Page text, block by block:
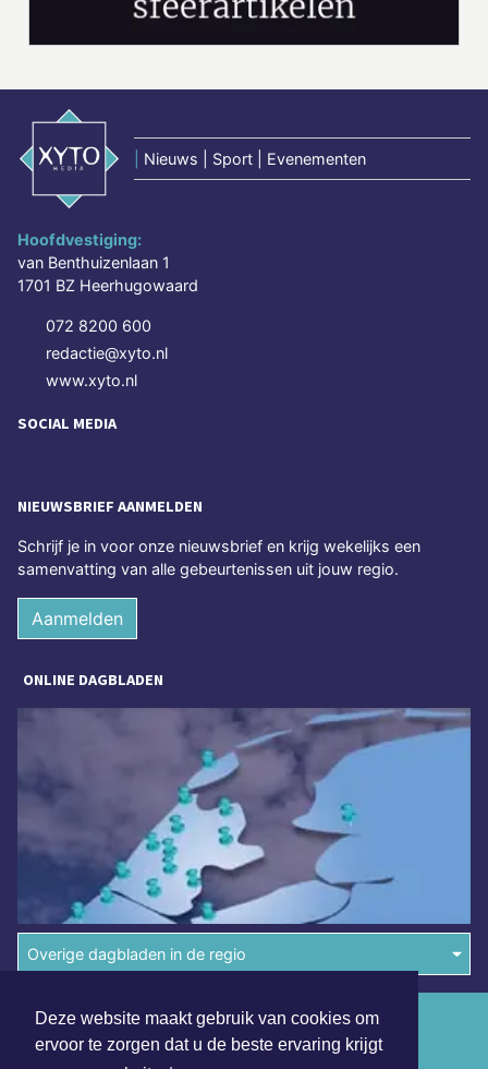
Deze website maakt gebruik van cookies om
ervoor te zorgen dat u de beste ervaring krijgt
Nieuws | Sport | Evenementen
Hoofdvestiging:
van Benthuizenlaan 1
1701 BZ Heerhugowaard
072 8200 600
redactie@xyto.nl
www.xyto.nl
SOCIAL MEDIA
NIEUWSBRIEF AANMELDEN
Schrijf je in voor onze nieuwsbrief en krijg wekelijks een
samenvatting van alle gebeurtenissen uit jouw regio.
Aanmelden
ONLINE DAGBLADEN
Overige dagbladen in de regio
Algemene voorwaarden